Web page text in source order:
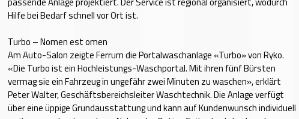
Hilfe bei Bedarf schnell vor Ort ist.
Turbo – Nomen est omen
Am Auto-Salon zeigte Ferrum die Portalwaschanlage «Turbo» von Ryko.
«Die Turbo ist ein Hochleistungs-Waschportal. Mit ihren fünf Bürsten
vermag sie ein Fahrzeug in ungefähr zwei Minuten zu waschen», erklärt
Peter Walter, Geschäftsbereichsleiter Waschtechnik. Die Anlage verfügt
über eine üppige Grundausstattung und kann auf Kundenwunsch individuell